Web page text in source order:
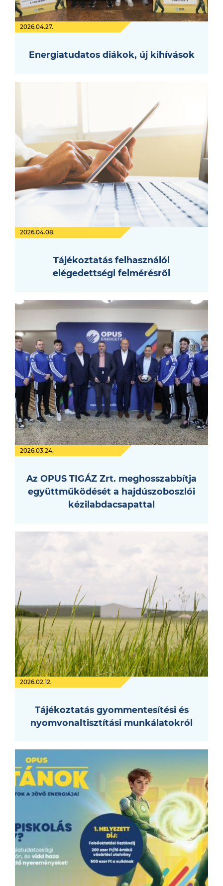
2026.04.27.
Energiatudatos diákok, új kihívások
2026.04.08.
Tájékoztatás felhasználói
elégedettségi felmérésről
2026.03.24.
Az OPUS TIGÁZ Zrt. meghosszabbítja
együttműködését a hajdúszoboszlói
kézilabdacsapattal
2026.02.12.
Tájékoztatás gyommentesítési és
nyomvonaltisztítási munkálatokról